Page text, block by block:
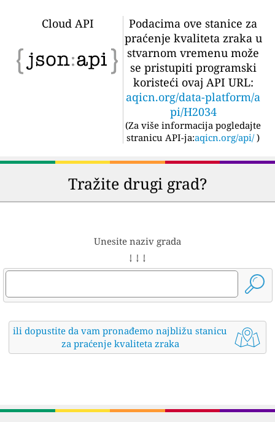
Cloud API
Podacima ove stanice za
praćenje kvaliteta zraka u
stvarnom vremenu može
se pristupiti programski
koristeći ovaj API URL:
aqicn.org/data-platform/a
pi/H2034
(Za više informacija pogledajte
stranicu API-ja:aqicn.org/api/ )
Tražite drugi grad?
Unesite naziv grada
↓ ↓ ↓
ili dopustite da vam pronađemo najbližu stanicu
za praćenje kvaliteta zraka